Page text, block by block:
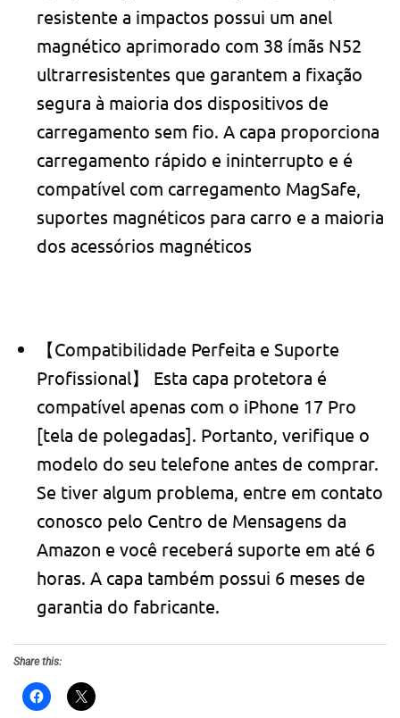
resistente a impactos possui um anel
magnético aprimorado com 38 ímãs N52
ultrarresistentes que garantem a fixação
segura à maioria dos dispositivos de
carregamento sem fio. A capa proporciona
carregamento rápido e ininterrupto e é
compatível com carregamento MagSafe,
suportes magnéticos para carro e a maioria
dos acessórios magnéticos
【Compatibilidade Perfeita e Suporte
Profissional】 Esta capa protetora é
compatível apenas com o iPhone 17 Pro
[tela de polegadas]. Portanto, verifique o
modelo do seu telefone antes de comprar.
Se tiver algum problema, entre em contato
conosco pelo Centro de Mensagens da
Amazon e você receberá suporte em até 6
horas. A capa também possui 6 meses de
garantia do fabricante.
Share this: